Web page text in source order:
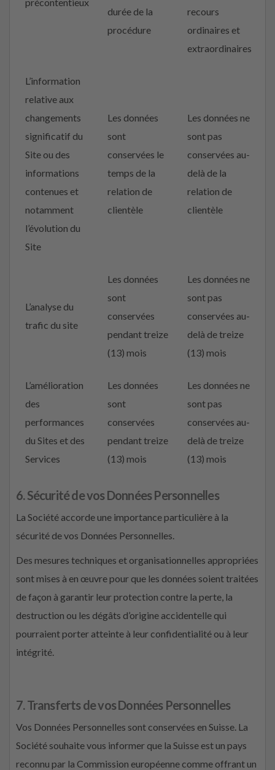
durée de la
procédure
recours
ordinaires et
extraordinaires
L’information
relative aux
changements
significatif du
Site ou des
informations
contenues et
notamment
l’évolution du
Site
Les données
sont
conservées le
temps de la
relation de
clientèle
Les données ne
sont pas
conservées au-
delà de la
relation de
clientèle
L’analyse du
trafic du site
Les données
sont
conservées
pendant treize
(13) mois
Les données ne
sont pas
conservées au-
delà de treize
(13) mois
L’amélioration
des
performances
du Sites et des
Services
Les données
sont
conservées
pendant treize
(13) mois
Les données ne
sont pas
conservées au-
delà de treize
(13) mois
6. Sécurité de vos Données Personnelles
La Société accorde une importance particulière à la
sécurité de vos Données Personnelles.
Des mesures techniques et organisationnelles appropriées
sont mises à en œuvre pour que les données soient traitées
de façon à garantir leur protection contre la perte, la
destruction ou les dégâts d’origine accidentelle qui
pourraient porter atteinte à leur confidentialité ou à leur
intégrité.
7. Transferts de vos Données Personnelles
Vos Données Personnelles sont conservées en Suisse. La
Société souhaite vous informer que la Suisse est un pays
reconnu par la Commission européenne comme offrant un